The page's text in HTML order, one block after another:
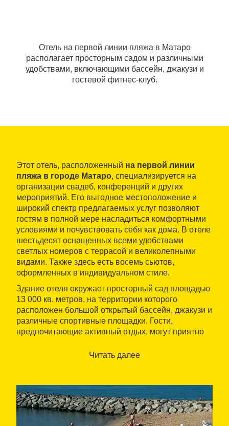
Отель на первой линии пляжа в Матаро
располагает просторным садом и различными
удобствами, включающими бассейн, джакузи и
гостевой фитнес-клуб.
Этот отель, расположенный на первой линии
пляжа в городе Матаро, специализируется на
организации свадеб, конференций и других
мероприятий. Его выгодное местоположение и
широкий спектр предлагаемых услуг позволяют
гостям в полной мере насладиться комфортными
условиями и почувствовать себя как дома. В отеле
шестьдесят оснащенных всеми удобствами
светлых номеров с террасой и великолепными
видами. Также здесь есть восемь сьютов,
оформленных в индивидуальном стиле.
Здание отеля окружает просторный сад площадью
13 000 кв. метров, на территории которого
расположен большой открытый бассейн, джакузи и
различные спортивные площадки. Гости,
предпочитающие активный отдых, могут приятно
четырех кортов или посетить фитнес-зал,
приготовленные из продуктов высочайшего
качества.
Читать далее